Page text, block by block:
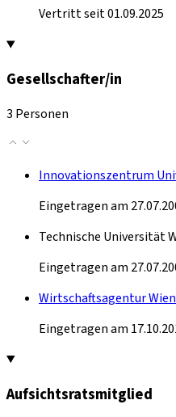
Vertritt seit 01.09.2025
Gesellschafter/in
3 Personen
Innovationszentrum
Eingetragen am
Technische Universität
Eingetragen am
Wirtschaftsagentur
Eingetragen am
Aufsichtsratsmitglied